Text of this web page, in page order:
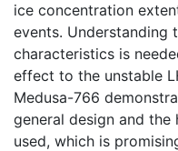
ice concentration
events. Understanding
characteristics is
effect to the unstable
Medusa-766
general design and
used, which is